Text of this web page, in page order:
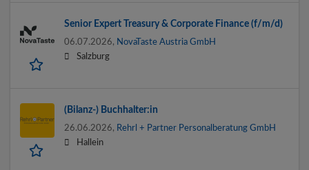
Senior Expert Treasury & Corporate Finance (f/m/d)
06.07.2026, NovaTaste Austria GmbH
Salzburg
(Bilanz-) Buchhalter:in
26.06.2026, Rehrl + Partner Personalberatung GmbH
Hallein